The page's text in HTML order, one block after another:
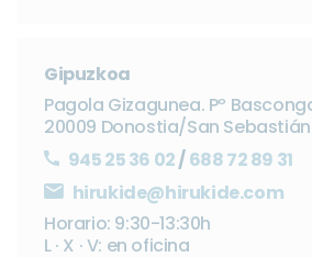
Gipuzkoa
Pagola Gizagunea. Pº
20009 Donostia/San Sebastián
945 25 36 02/688 72 89 31
hirukide@hirukide.com
Horario: 9:30-13:30h
L · X · V: en oficina